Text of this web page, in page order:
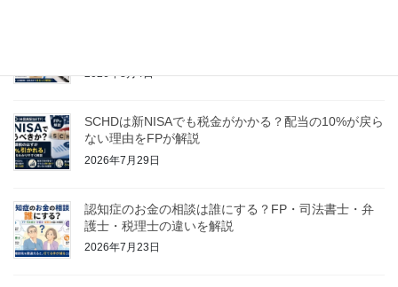
2026年8月4日
SCHDは新NISAでも税金がかかる？配当の10%が戻ら
ない理由をFPが解説
2026年7月29日
認知症のお金の相談は誰にする？FP・司法書士・弁
護士・税理士の違いを解説
2026年7月23日